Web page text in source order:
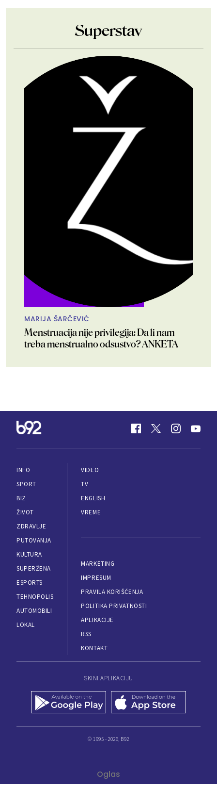
Superstav
MARIJA ŠARČEVIĆ
Menstruacija nije privilegija: Da li nam
treba menstrualno odsustvo? ANKETA
INFO
SPORT
BIZ
ŽIVOT
ZDRAVLJE
PUTOVANJA
KULTURA
SUPERŽENA
ESPORTS
TEHNOPOLIS
AUTOMOBILI
LOKAL
VIDEO
TV
ENGLISH
VREME
MARKETING
IMPRESUM
PRAVILA KORIŠĆENJA
POLITIKA PRIVATNOSTI
APLIKACIJE
RSS
KONTAKT
SKINI APLIKACIJU
© 1995 - 2026, B92